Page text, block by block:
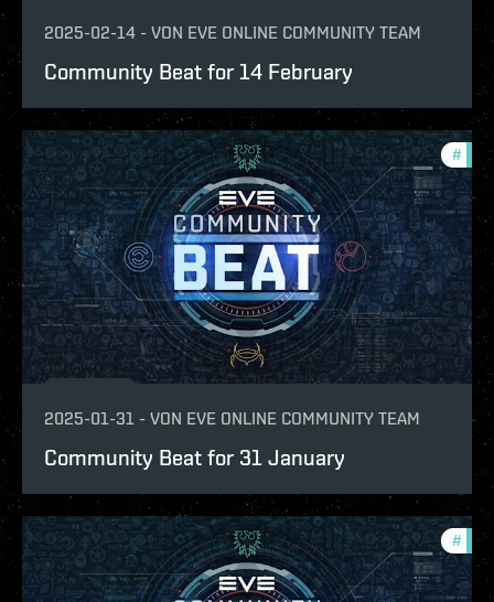
2025-02-14 - VON EVE ONLINE COMMUNITY TEAM
Community Beat for 14 February
#
2025-01-31 - VON EVE ONLINE COMMUNITY TEAM
Community Beat for 31 January
#